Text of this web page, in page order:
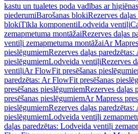
kastu un tualetes poda vadības ar
piederumiBarošanas blokiRezerves
blokiTīkla komponentiLodveida ventiļi
zemapmetuma montāžaiRezerves daļas
ventiļi zemapmetuma montāžaiAr
pieslēgumiemRezerves daļas paredzētas:
pieslēgumiemLodveida ventiļiRezerves
ventiļiAr FlowFit presēšanas
paredzētas: Ar FlowFit presēšanas
presēšanas pieslēgumiemRezerves daļas
presēšanas pieslēgumiemAr Mapress
pieslēgumiemRezerves daļas paredzētas:
pieslēgumiemLodveida ventiļi
daļas paredzētas: Lodveida ventiļi